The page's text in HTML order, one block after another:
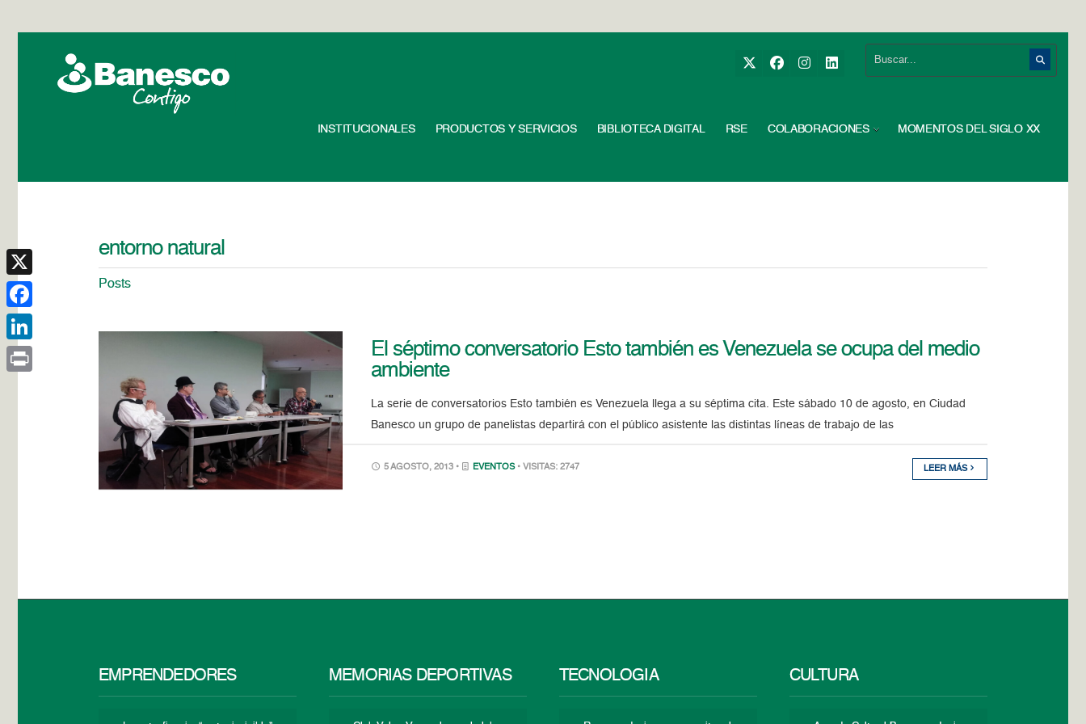
INSTITUCIONALES PRODUCTOS Y SERVICIOS BIBLIOTECA DIGITAL RSE COLABORACIONES MOMENTOS DEL SIGLO XX
entorno natural
Posts
El séptimo conversatorio Esto también es Venezuela se ocupa del medio
ambiente
La serie de conversatorios Esto también es Venezuela llega a su séptima cita. Este sábado 10 de agosto, en Ciudad
Banesco un grupo de panelistas departirá con el público asistente las distintas líneas de trabajo de las
5 AGOSTO, 2013 • EVENTOS • VISITAS: 2747 LEER MÁS
EMPRENDEDORES MEMORIAS DEPORTIVAS TECNOLOGÍA CULTURA
X
Facebook
LinkedIn